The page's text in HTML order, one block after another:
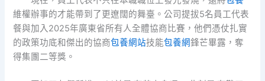
維權辦事的才能帶到了更遼闊的舞臺。公司提拔5名員工代表
餐與加入2025年廣東省所有人全體協商比賽，他們憑仗扎實
的政策功底和傑出的協商包養網站技能包養網鋒芒畢露，奪
得集團二等獎。